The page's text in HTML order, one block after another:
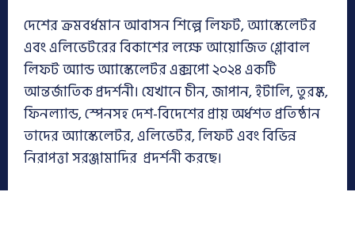
দেশের ক্রমবর্ধমান আবাসন শিল্পে লিফট, অ্যাস্কেলেটর
এবং এলিভেটরের বিকাশের লক্ষে আয়োজিত গ্লোবাল
লিফট অ্যান্ড অ্যাস্কেলেটর এক্সপো ২০২৪ একটি
আন্তর্জাতিক প্রদর্শনী। যেখানে চীন, জাপান, ইটালি, তুরষ্ক,
ফিনল্যান্ড, স্পেনসহ দেশ-বিদেশের প্রায় অর্ধশত প্রতিষ্ঠান
তাদের অ্যাস্কেলেটর, এলিভেটর, লিফট এবং বিভিন্ন
নিরাপত্তা সরঞ্জামাদির প্রদর্শনী করছে।